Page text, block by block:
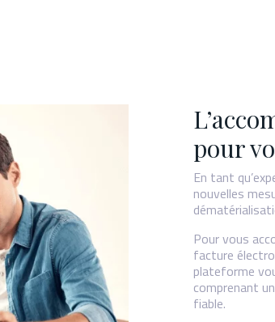
pour
En tant
nouvelles
Pour vous
facture
plateforme
comprenant
fiable.